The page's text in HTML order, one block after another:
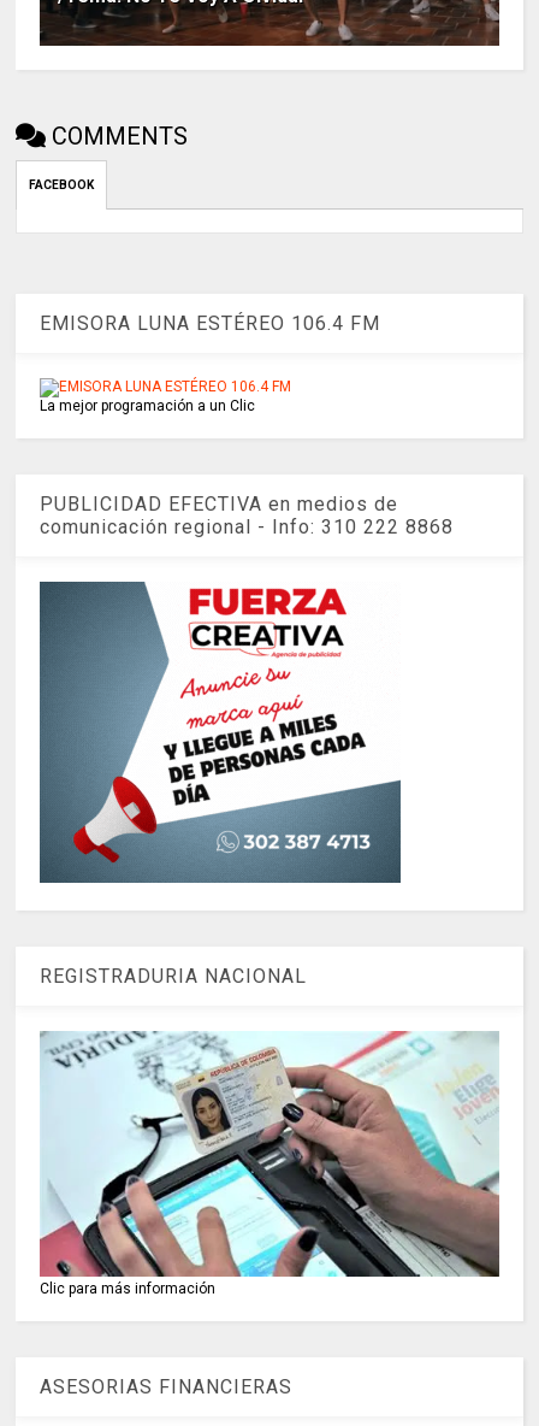
COMMENTS
FACEBOOK
EMISORA LUNA ESTÉREO 106.4 FM
La mejor programación a un Clic
PUBLICIDAD EFECTIVA en medios de
comunicación regional - Info: 310 222 8868
REGISTRADURIA NACIONAL
Clic para más información
ASESORIAS FINANCIERAS